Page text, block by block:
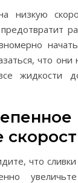
низкую
что
жидкости
что